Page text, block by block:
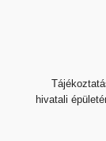
hivatali